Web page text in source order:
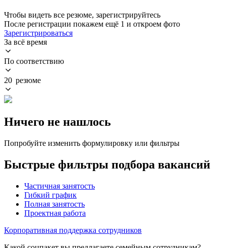
Чтобы видеть все резюме, зарегистрируйтесь
После регистрации покажем ещё 1 и откроем фото
Зарегистрироваться
За всё время
По соответствию
20 резюме
Ничего не нашлось
Попробуйте изменить формулировку или фильтры
Быстрые фильтры подбора вакансий
Частичная занятость
Гибкий график
Полная занятость
Проектная работа
Корпоративная поддержка сотрудников